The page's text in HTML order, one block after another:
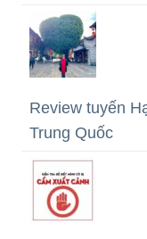
Review tuyến
Trung Quốc